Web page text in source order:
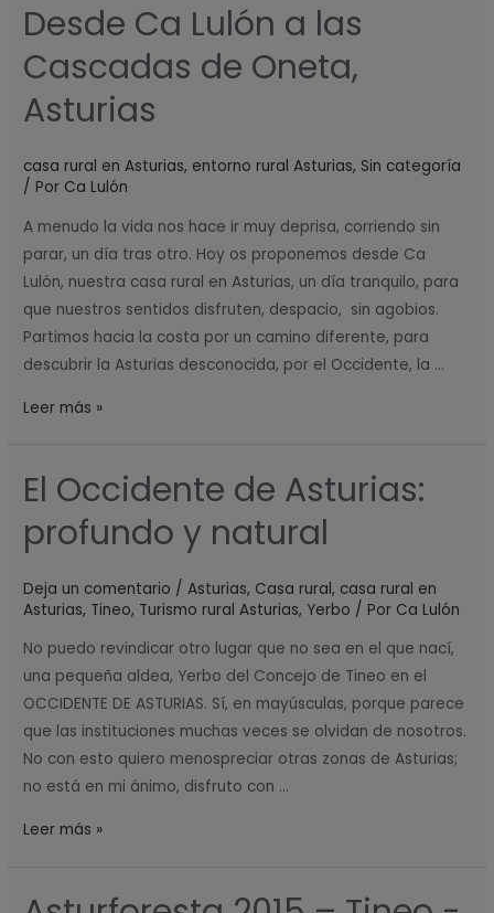
Desde Ca Lulón a las
Cascadas de Oneta,
Asturias
casa rural en Asturias, entorno rural Asturias, Sin categoría
/ Por Ca Lulón
A menudo la vida nos hace ir muy deprisa, corriendo sin
parar, un día tras otro. Hoy os proponemos desde Ca
Lulón, nuestra casa rural en Asturias, un día tranquilo, para
que nuestros sentidos disfruten, despacio, sin agobios.
Partimos hacia la costa por un camino diferente, para
descubrir la Asturias desconocida, por el Occidente, la …
Desde
Lulón
a
las
de
Asturias
Leer más »
El Occidente de Asturias:
profundo y natural
Deja un comentario /Asturias, Casa rural, casa rural en
Asturias, Tineo, Turismo rural Asturias, Yerbo / Por Ca Lulón
No puedo revindicar otro lugar que no sea en el que nací,
una pequeña aldea, Yerbo del Concejo de Tineo en el
OCCIDENTE DE ASTURIAS. Sí, en mayúsculas, porque parece
que las instituciones muchas veces se olvidan de nosotros.
No con esto quiero menospreciar otras zonas de Asturias;
no está en mi ánimo, disfruto con …
El
Occidente
de
profundo
y
natural
Leer más »
Asturforesta